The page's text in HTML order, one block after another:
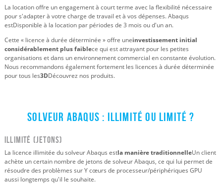
La location offre un engagement à court terme avec la flexibilité nécessaire
pour s'adapter à votre charge de travail et à vos dépenses. Abaqus
estDisponible à la location par périodes de 3 mois ou d'un an.
Cette « licence à durée déterminée » offre uneinvestissement initial
considérablement plus faiblece qui est attrayant pour les petites
organisations et dans un environnement commercial en constante évolution.
Nous recommandons également fortement les licences à durée déterminée
pour tous les3DDécouvrez nos produits.
Solveur Abaqus : Illimité ou limité ?
Illimité (jetons)
La licence illimitée du solveur Abaqus estla manière traditionnelleUn client
achète un certain nombre de jetons de solveur Abaqus, ce qui lui permet de
résoudre des problèmes sur Y cœurs de processeur/périphériques GPU
aussi longtemps qu'il le souhaite.